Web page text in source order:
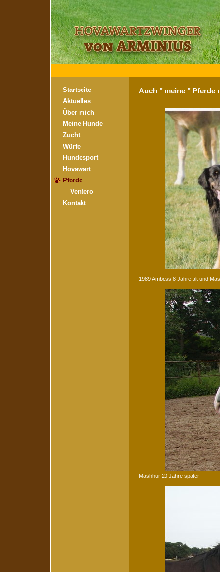
Startseite
Aktuelles
Über mich
Meine Hunde
Zucht
Würfe
Hundesport
Hovawart
Pferde
Ventero
Kontakt
Auch " meine " Pferde
1989 Amboss 8 Jahre alt und
Mashhur 20 Jahre später